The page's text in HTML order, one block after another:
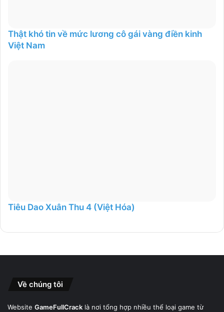
Thật khó tin về mức lương cô gái vàng điền kinh
Việt Nam
Tiêu Dao Xuân Thu 4 (Việt Hóa)
Về chúng tôi
Website GameFullCrack là nơi tổng hợp nhiều thể loại game từ